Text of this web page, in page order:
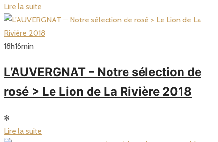
Lire la suite
18h16min
L’AUVERGNAT – Notre sélection de
rosé > Le Lion de La Rivière 2018
✻
Lire la suite